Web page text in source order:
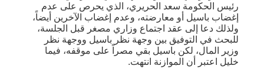
رئيس الحكومة سعد الحريري، الذي يحرص على عدم
إغضاب باسيل أو معارضته، وعدم إغضاب الآخرين أيضاً،
ولذلك دعا إلى عقد اجتماع وزاري مصغر قبل الجلسة،
للبحث في التوفيق بين وجهة نظر باسيل ووجهة نظر
وزير المال، لكن باسيل بقي مصراً على موقفه، فيما
خليل اعتبر أن الموازنة انتهت.